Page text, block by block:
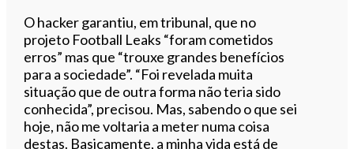
O hacker garantiu, em tribunal, que no
projeto Football Leaks “foram cometidos
erros” mas que “trouxe grandes benefícios
para a sociedade”. “Foi revelada muita
situação que de outra forma não teria sido
conhecida”, precisou. Mas, sabendo o que sei
hoje, não me voltaria a meter numa coisa
destas. Basicamente, a minha vida está de